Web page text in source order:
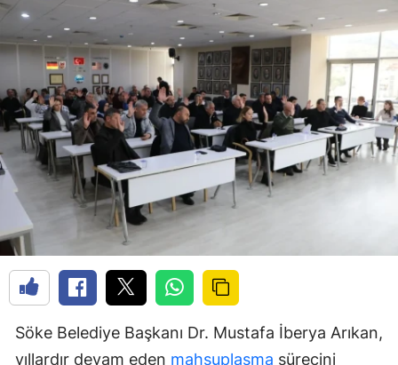
Söke Belediye Başkanı Dr. Mustafa İberya Arıkan,
yıllardır devam eden mahsuplaşma sürecini